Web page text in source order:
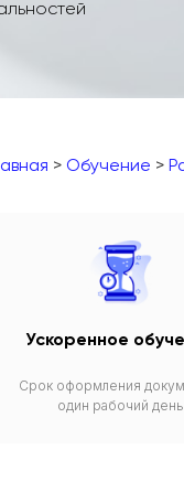
> Обучение >
Ускоренное
Срок оформления
один рабочий день